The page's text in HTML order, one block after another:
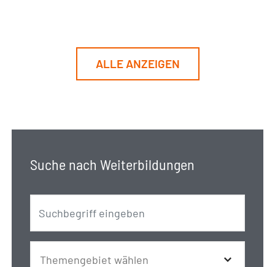
ALLE ANZEIGEN
Suche nach Weiterbildungen